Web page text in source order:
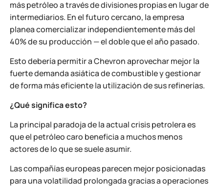
más petróleo a través de divisiones propias en lugar de
intermediarios. En el futuro cercano, la empresa
planea comercializar independientemente más del
40% de su producción — el doble que el año pasado.
Esto debería permitir a Chevron aprovechar mejor la
fuerte demanda asiática de combustible y gestionar
de forma más eficiente la utilización de sus refinerías.
¿Qué significa esto?
La principal paradoja de la actual crisis petrolera es
que el petróleo caro beneficia a muchos menos
actores de lo que se suele asumir.
Las compañías europeas parecen mejor posicionadas
para una volatilidad prolongada gracias a operaciones